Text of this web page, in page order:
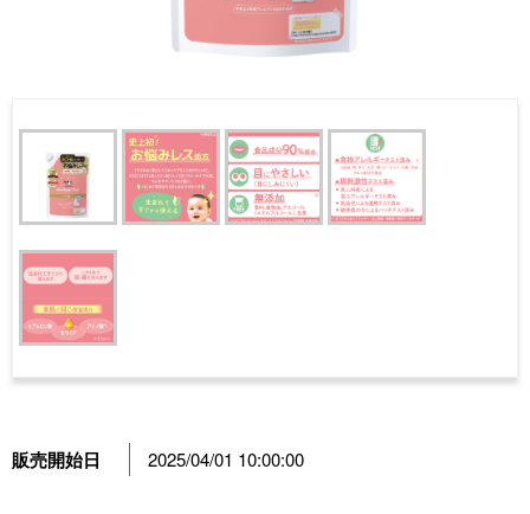
販売開始日 2025/04/01 10:00:00